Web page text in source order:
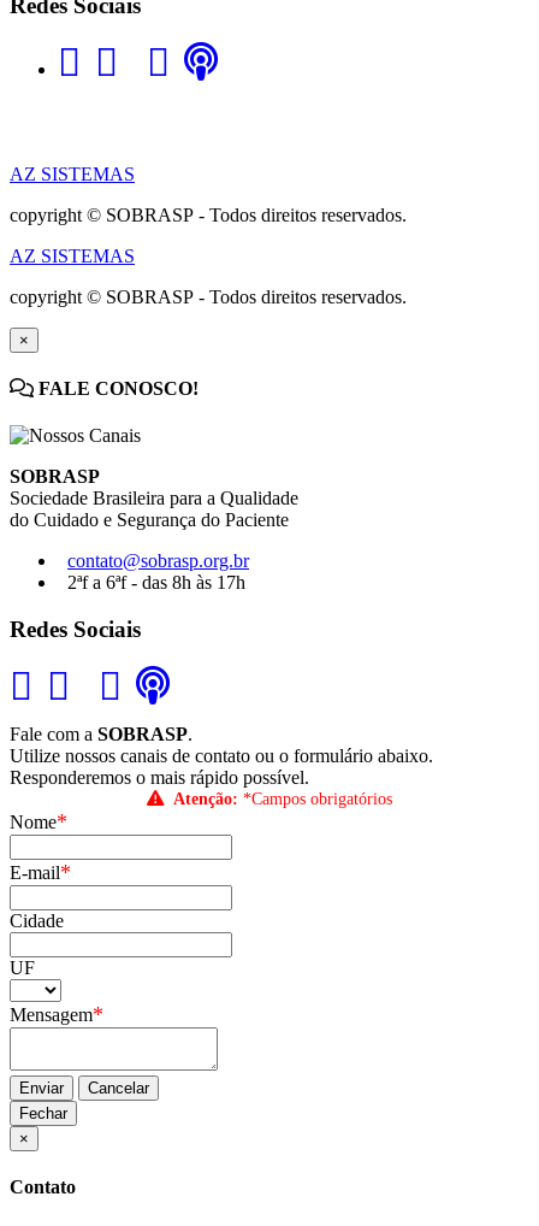
Redes Sociais
AZ SISTEMAS
copyright © SOBRASP - Todos direitos reservados.
AZ SISTEMAS
copyright © SOBRASP - Todos direitos reservados.
×
FALE CONOSCO!
SOBRASP
Sociedade Brasileira para a Qualidade
do Cuidado e Segurança do Paciente
contato@sobrasp.org.br
2ªf a 6ªf - das 8h às 17h
Redes Sociais
Fale com a SOBRASP.
Utilize nossos canais de contato ou o formulário abaixo.
Responderemos o mais rápido possível.
Atenção: *Campos obrigatórios
Nome*
E-mail*
Cidade
UF
Mensagem*
Enviar
Cancelar
Fechar
×
Contato